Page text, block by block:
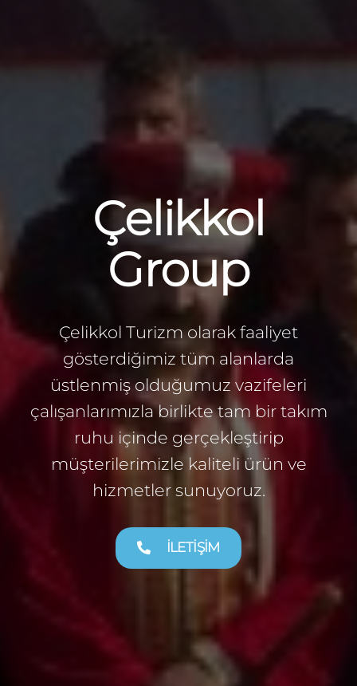
Çelikkol
Group
Çelikkol Turizm olarak faaliyet
gösterdiğimiz tüm alanlarda
üstlenmiş olduğumuz vazifeleri
çalışanlarımızla birlikte tam bir takım
ruhu içinde gerçekleştirip
müşterilerimizle kaliteli ürün ve
hizmetler sunuyoruz.
İLETIŞIM